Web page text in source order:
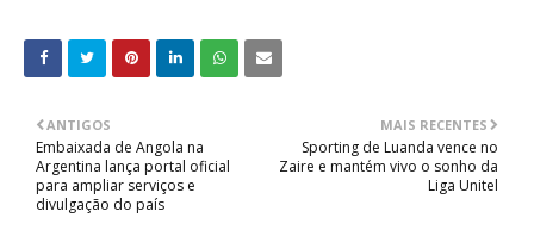
MAIS RECENTES
Sporting de Luanda vence no
Zaire e mantém vivo o sonho da
Liga Unitel
ANTIGOS
Embaixada de Angola na
Argentina lança portal oficial
para ampliar serviços e
divulgação do país